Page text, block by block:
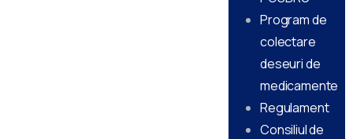
Program de
colectare
deseuri de
medicamente
Regulament
Consiliul de